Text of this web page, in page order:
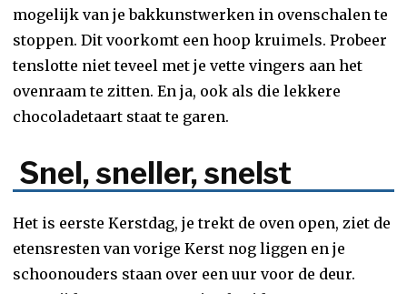
mogelijk van je bakkunstwerken in ovenschalen te
stoppen. Dit voorkomt een hoop kruimels. Probeer
tenslotte niet teveel met je vette vingers aan het
ovenraam te zitten. En ja, ook als die lekkere
chocoladetaart staat te garen.
Snel, sneller, snelst
Het is eerste Kerstdag, je trekt de oven open, ziet de
etensresten van vorige Kerst nog liggen en je
schoonouders staan over een uur voor de deur.